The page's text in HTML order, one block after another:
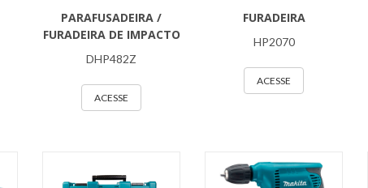
PARAFUSADEIRA /
FURADEIRA DE IMPACTO
DHP482Z
ACESSE
FURADEIRA
HP2070
ACESSE